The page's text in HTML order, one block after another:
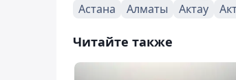
Астана
Алматы Актау
Читайте также